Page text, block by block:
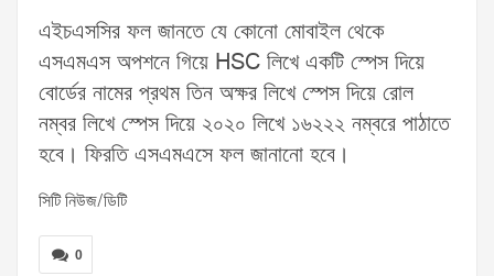
এইচএসসির ফল জানতে যে কোনো মোবাইল থেকে
এসএমএস অপশনে গিয়ে HSC লিখে একটি স্পেস দিয়ে
বোর্ডের নামের প্রথম তিন অক্ষর লিখে স্পেস দিয়ে রোল
নম্বর লিখে স্পেস দিয়ে ২০২০ লিখে ১৬২২২ নম্বরে পাঠাতে
হবে। ফিরতি এসএমএসে ফল জানানো হবে।
সিটি নিউজ/ডিটি
0